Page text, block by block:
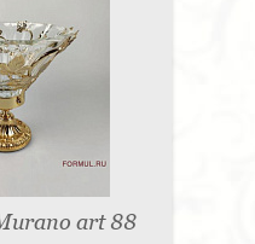
art 88